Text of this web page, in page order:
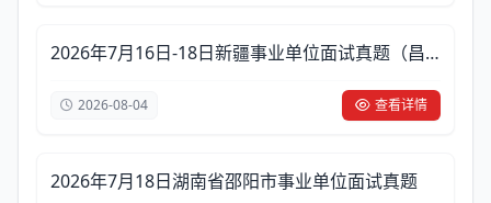
2026年7月16日-18日新疆事业单位面试真题（昌
2026-08-04 查看详情
2026年7月18日湖南省邵阳市事业单位面试真题